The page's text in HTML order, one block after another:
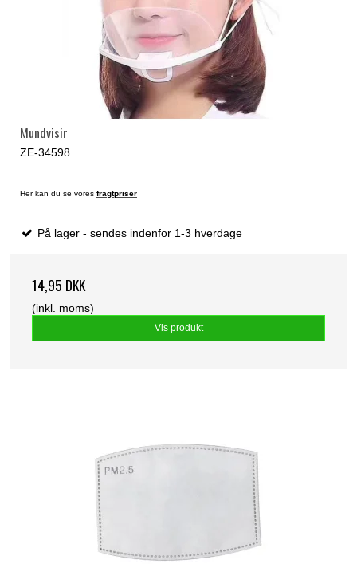
Mundvisir
ZE-34598
Her kan du se vores fragtpriser
På lager - sendes indenfor 1-3 hverdage
14,95 DKK
(inkl. moms)
Vis produkt